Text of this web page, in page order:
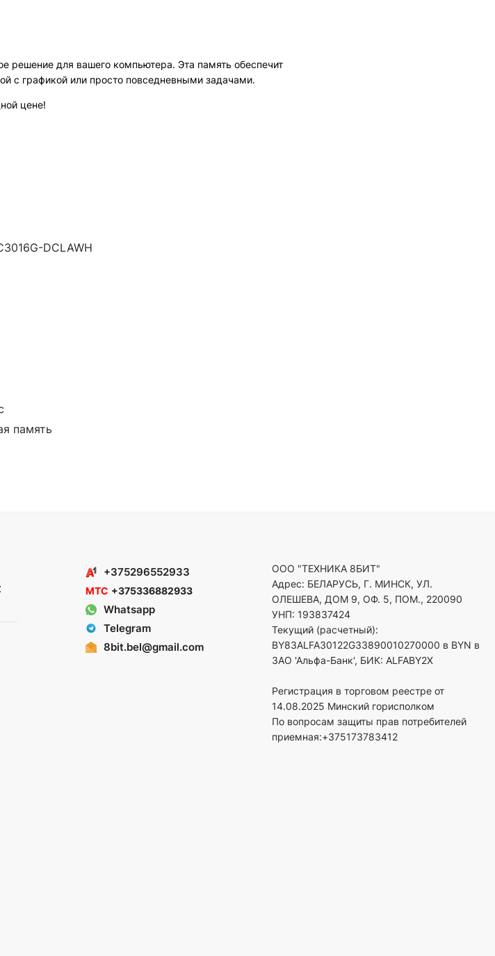
решение для вашего компьютера. Эта память обеспечит
с графикой или просто повседневными задачами.
цене!
DCLAWH
память
+375296552933
МТС +375336882933
Whatsapp
Telegram
8bit.bel@gmail.com
ООО "ТЕХНИКА 8БИТ"
Адрес: БЕЛАРУСЬ, Г. МИНСК, УЛ.
ОЛЕШЕВА, ДОМ 9, ОФ. 5, ПОМ., 220090
УНП: 193837424
Текущий (расчетный):
BY83ALFA30122G33890010270000 в BYN в
ЗАО 'Альфа-Банк', БИК: ALFABY2X
Регистрация в торговом реестре от
14.08.2025 Минский горисполком
По вопросам защиты прав потребителей
приемная:+375173783412